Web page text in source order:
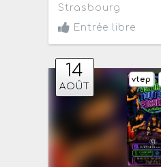
Strasbourg
Entrée libre
14
AOÛT
vtep